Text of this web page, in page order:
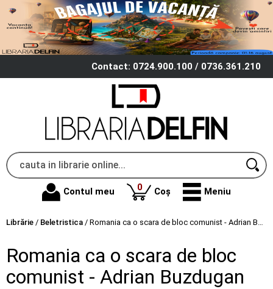
Contact: 0724.900.100 / 0736.361.210
Contul meu 0produse
Coș Meniu
Librărie / Beletristica / Romania ca o scara de bloc comunist - Adrian Buzdugan
Romania ca o scara de bloc
comunist - Adrian Buzdugan